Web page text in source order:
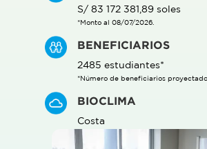
S/ 83 172 381,89 soles
*Monto al 08/07/2026.
BENEFICIARIOS
2485 estudiantes*
*Número de beneficiarios proyectado
BIOCLIMA
Costa